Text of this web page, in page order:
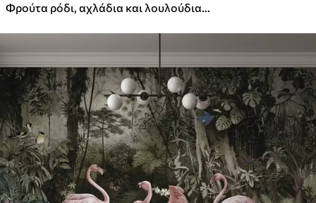
Φρούτα ρόδι, αχλάδια και λουλούδια σε ανοιχτό πράσινο φόντο